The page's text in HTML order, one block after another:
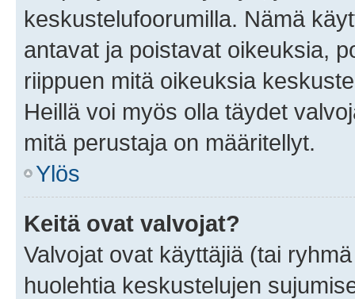
keskustelufoorumilla. Nämä
antavat ja poistavat oikeuksia,
riippuen mitä oikeuksia
Heillä voi myös olla täydet
mitä perustaja on määritellyt.
Ylös
Keitä ovat valvojat?
Valvojat ovat käyttäjiä (tai
huolehtia keskustelujen